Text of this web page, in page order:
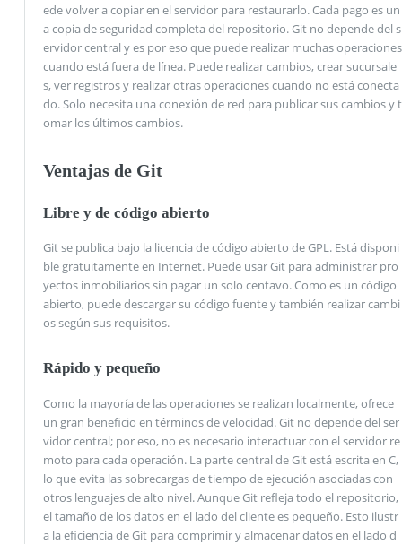
ede volver a copiar en el servidor para restaurarlo. Cada pago es un
a copia de seguridad completa del repositorio. Git no depende del s
ervidor central y es por eso que puede realizar muchas operaciones
cuando está fuera de línea. Puede realizar cambios, crear sucursale
s, ver registros y realizar otras operaciones cuando no está conecta
do. Solo necesita una conexión de red para publicar sus cambios y t
omar los últimos cambios.
Ventajas de Git
Libre y de código abierto
Git se publica bajo la licencia de código abierto de GPL. Está disponi
ble gratuitamente en Internet. Puede usar Git para administrar pro
yectos inmobiliarios sin pagar un solo centavo. Como es un código
abierto, puede descargar su código fuente y también realizar cambi
os según sus requisitos.
Rápido y pequeño
Como la mayoría de las operaciones se realizan localmente, ofrece
un gran beneficio en términos de velocidad. Git no depende del ser
vidor central; por eso, no es necesario interactuar con el servidor re
moto para cada operación. La parte central de Git está escrita en C,
lo que evita las sobrecargas de tiempo de ejecución asociadas con
otros lenguajes de alto nivel. Aunque Git refleja todo el repositorio,
el tamaño de los datos en el lado del cliente es pequeño. Esto ilustr
a la eficiencia de Git para comprimir y almacenar datos en el lado d